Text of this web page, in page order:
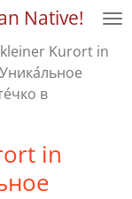
Native!
Kurort in
в
in